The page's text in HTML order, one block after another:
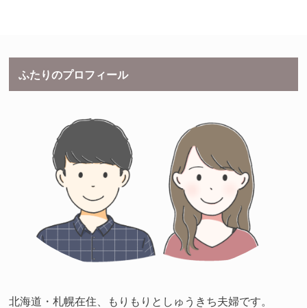
ふたりのプロフィール
北海道・札幌在住、もりもりとしゅうきち夫婦です。